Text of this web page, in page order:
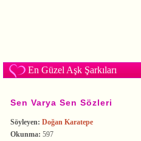
En Güzel Aşk Şarkıları
Sen Varya Sen Sözleri
Söyleyen: Doğan Karatepe
Okunma: 597